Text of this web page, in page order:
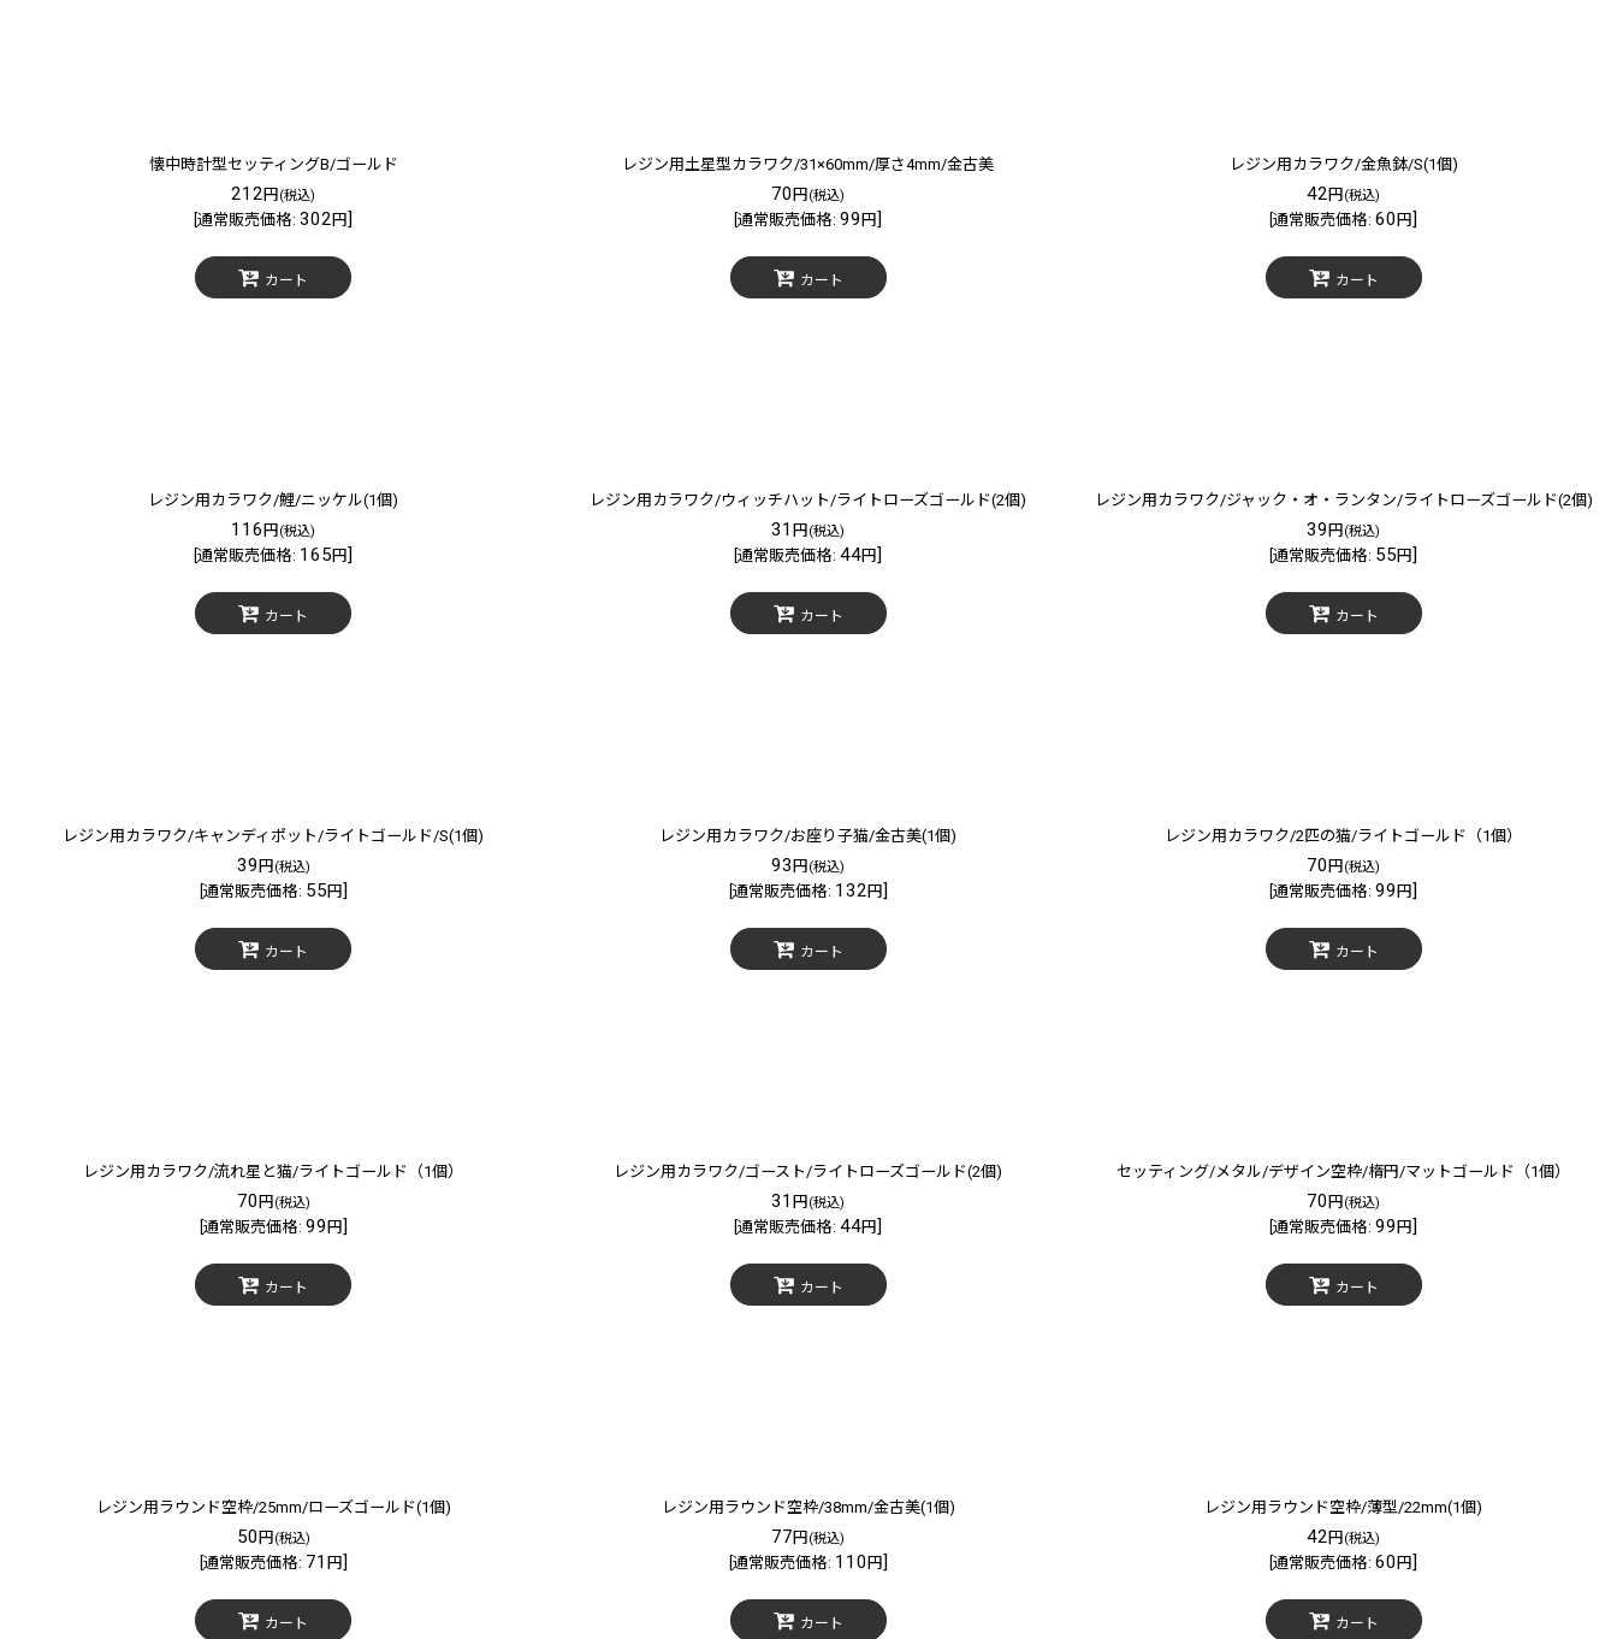
懐中時計型セッティングB/ゴールド
212円 (税込)
[通常販売価格: 302円]
カート
レジン用土星型カラワク/31×60mm/厚さ4mm/金古美
70円 (税込)
[通常販売価格: 99円]
カート
レジン用カラワク/金魚鉢/S(1個)
42円 (税込)
[通常販売価格: 60円]
カート
レジン用カラワク/鯉/ニッケル(1個)
116円 (税込)
[通常販売価格: 165円]
カート
レジン用カラワク/ウィッチハット/ライトローズゴールド(2個)
31円 (税込)
[通常販売価格: 44円]
カート
レジン用カラワク/ジャック・オ・ランタン/ライトローズゴールド(2個)
39円 (税込)
[通常販売価格: 55円]
カート
レジン用カラワク/キャンディポット/ライトゴールド/S(1個)
39 円 (税込)
通常販売価格: 55 円]
カート
レジン用カラワク/お座り子猫/金古美(1個)
93円 (税込)
通常販売価格: 132 円]
カート
レジン用カラワク/2匹の猫/ライトゴールド（1個）
70円 (税込)
[通常販売価格: 99円]
カート
レジン用カラワク/流れ星と猫/ライトゴールド（1個）
70 円 (税込)
通常販売価格: 99 円]
カート
レジン用カラワク/ゴースト/ライトローズゴールド(2個)
31円 (税込)
[通常販売価格: 44円]
カート
セッティング/メタル/デザイン空枠/楕円/マットゴールド（1個）
70円 (税込)
[通常販売価格: 99円]
カート
レジン用ラウンド空枠/25mm/ローズゴールド(1個)
50 円 (税込)
通常販売価格: 71 円]
カート
レジン用ラウンド空枠/38mm/金古美(1個)
77円 (税込)
通常販売価格: 110 円]
カート
レジン用ラウンド空枠/薄型/22mm(1個)
42円 (税込)
[通常販売価格: 60円]
カート